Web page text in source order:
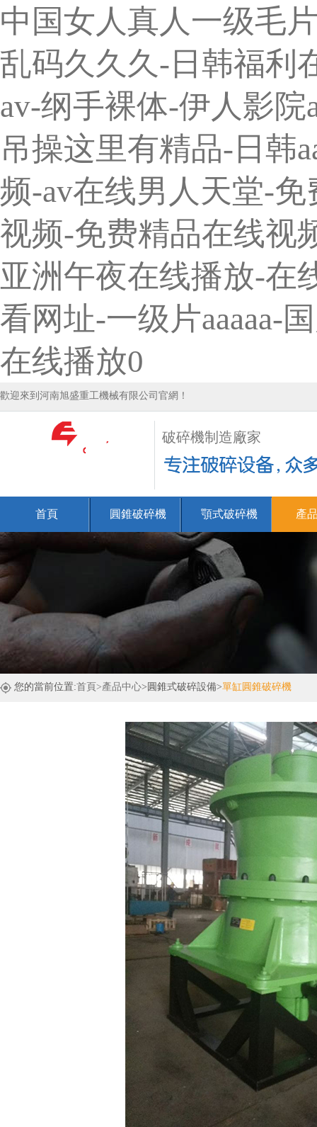
中国女人真人一级毛
乱码久久久-日韩福利
av-纲手裸体-伊人影
吊操这里有精品-日韩
频-av在线男人天堂-
视频-免费精品在线视
亚洲午夜在线播放-在
看网址-一级片aaaaa-
在线播放0
歡迎來到河南旭盛重工機械有限公司官網！
破碎機制造廠家
首頁 圓錐破碎機 顎式破碎機 產
您的當前位置:首頁>產品中心>圓錐式破碎設備>單缸圓錐破碎機